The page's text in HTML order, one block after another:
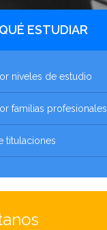
QUÉ ESTUDIAR
niveles de estudio
familias profesionales
titulaciones